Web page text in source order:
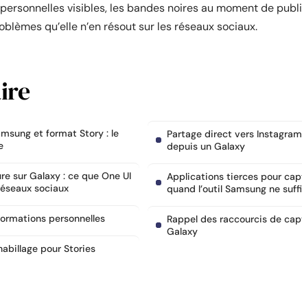
visibles, les bandes noires au moment de
qu’elle n’en résout sur les réseaux sociaux.
et format Story : le
sur Galaxy : ce que One UI
sociaux
personnelles
pour Stories
Partage direct vers
depuis un Galaxy
Applications tierces pour
quand l’outil Samsung ne
Rappel des raccourcis de
Galaxy